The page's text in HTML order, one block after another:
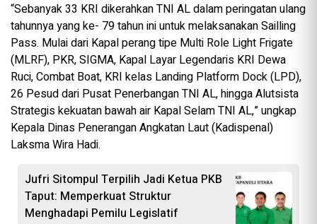
“Sebanyak 33 KRI dikerahkan TNI AL dalam peringatan ulang
tahunnya yang ke- 79 tahun ini untuk melaksanakan Sailling
Pass. Mulai dari Kapal perang tipe Multi Role Light Frigate
(MLRF), PKR, SIGMA, Kapal Layar Legendaris KRI Dewa
Ruci, Combat Boat, KRI kelas Landing Platform Dock (LPD),
26 Pesud dari Pusat Penerbangan TNI AL, hingga Alutsista
Strategis kekuatan bawah air Kapal Selam TNI AL,” ungkap
Kepala Dinas Penerangan Angkatan Laut (Kadispenal)
Laksma Wira Hadi.
Jufri Sitompul Terpilih Jadi Ketua PKB
Taput: Memperkuat Struktur
Menghadapi Pemilu Legislatif